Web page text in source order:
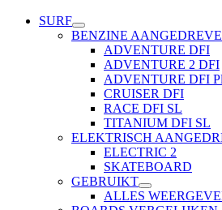
SURF
BENZINE
ADVENTURE DFI
ADVENTURE 2 DFI
ADVENTURE DFI
CRUISER DFI
RACE DFI SL
TITANIUM DFI SL
ELEKTRISCH
ELECTRIC 2
SKATEBOARD
GEBRUIKT
ALLES